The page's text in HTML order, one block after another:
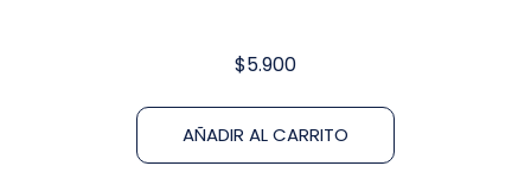
$5.900
AÑADIR AL CARRITO